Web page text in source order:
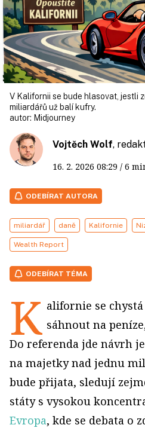
V Kalifornii se bude hlasovat, jestli
miliardářů už balí kufry.
autor: Midjourney
Vojtěch Wolf,
16. 2. 2026 08:29 / 6
ODEBÍRAT AUTORA
miliardář daně Kalifornie
Wealth Report
ODEBÍRAT TÉMA
K alifornie se
sáhnout na
Do referenda jde návrh
na majetky nad jednu
bude přijata, sledují
státy s vysokou
Evropa, kde se debata o